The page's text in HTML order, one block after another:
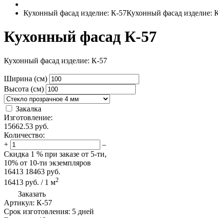
Кухонный фасад изделие: К-57Кухонный фасад изделие:
Кухонный фасад К-57
Кухонный фасад изделие: К-57
Ширина (см)
Высота (см)
Закалка
Изготовление:
15662.53 руб.
Количество:
+
–
Скидка 1 % при заказе от 5-ти,
10% от 10-ти экземпляров
16413 18463 руб.
16413 руб. / 1 м2
Заказать
Артикул: К-57
Срок изготовления: 5 дней